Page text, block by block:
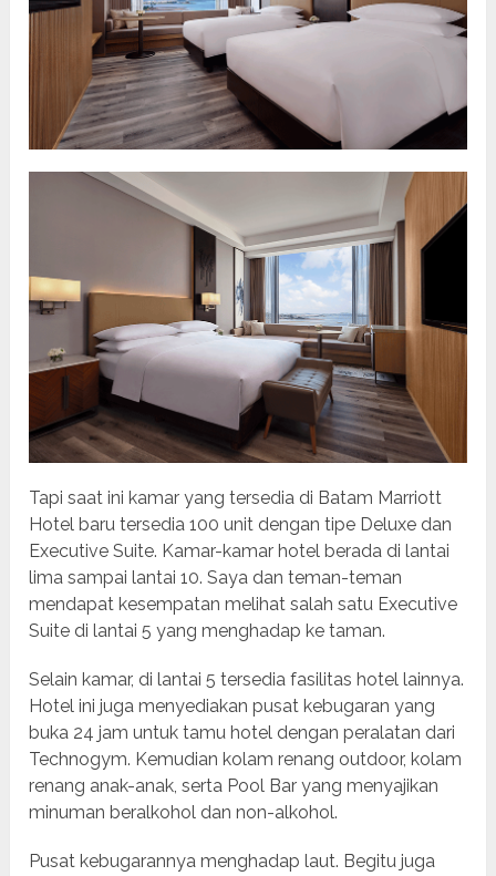
Tapi saat ini kamar yang tersedia di Batam Marriott
Hotel baru tersedia 100 unit dengan tipe Deluxe dan
Executive Suite. Kamar-kamar hotel berada di lantai
lima sampai lantai 10. Saya dan teman-teman
mendapat kesempatan melihat salah satu Executive
Suite di lantai 5 yang menghadap ke taman.
Selain kamar, di lantai 5 tersedia fasilitas hotel lainnya.
Hotel ini juga menyediakan pusat kebugaran yang
buka 24 jam untuk tamu hotel dengan peralatan dari
Technogym. Kemudian kolam renang outdoor, kolam
renang anak-anak, serta Pool Bar yang menyajikan
minuman beralkohol dan non-alkohol.
Pusat kebugarannya menghadap laut. Begitu juga